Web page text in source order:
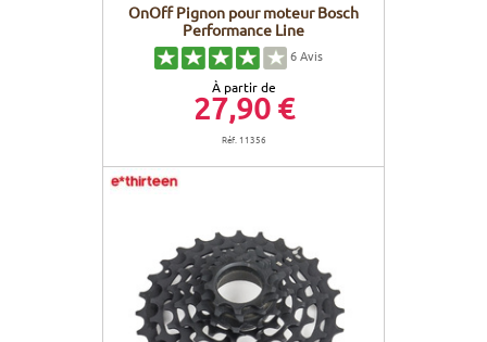
OnOff Pignon pour moteur Bosch
Performance Line
6Avis
À partir de
27,90 €
Réf. 11356